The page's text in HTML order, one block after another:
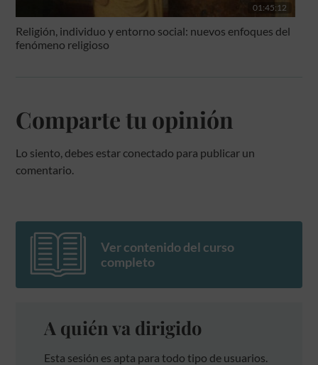
01:45:12
Religión, individuo y entorno social: nuevos enfoques del
fenómeno religioso
Comparte tu opinión
Lo siento, debes estar conectado para publicar un
comentario.
Ver contenido del curso
completo
A quién va dirigido
Esta sesión es apta para todo tipo de usuarios.